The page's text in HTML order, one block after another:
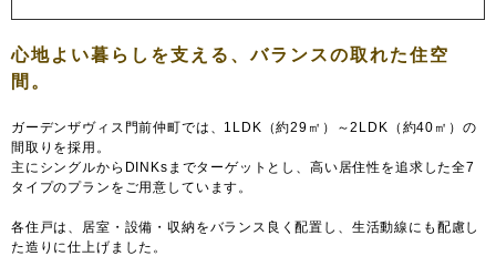
ガーデンザヴィス門前仲町では、1LDK（約29㎡）～2LDK（約40㎡）の
間取りを採用。
主にシングルからDINKsまでターゲットとし、高い居住性を追求した全7
タイプのプランをご用意しています。
各住戸は、居室・設備・収納をバランス良く配置し、生活動線にも配慮し
た造りに仕上げました。